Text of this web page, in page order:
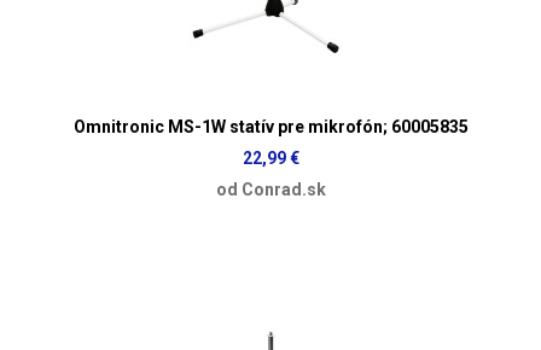
Omnitronic MS-1W statív pre mikrofón; 60005835
22,99 €
od Conrad.sk